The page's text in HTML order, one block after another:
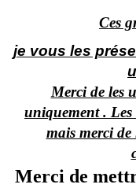
Ces
je vous les
Merci de les
uniquement . Les
mais merci
Merci de